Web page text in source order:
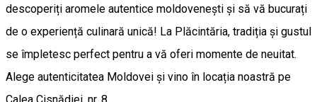
descoperiți aromele autentice moldovenești și să vă bucurați
de o experiență culinară unică! La Plăcintăria, tradiția și gustul
se împletesc perfect pentru a vă oferi momente de neuitat.
Alege autenticitatea Moldovei și vino în locația noastră pe